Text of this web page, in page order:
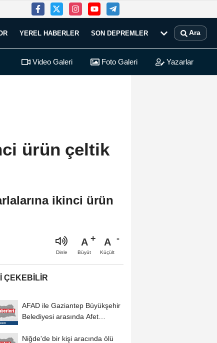
YEREL HABERLER SON DEPREMLER Ara
Video Galeri Foto Galeri Yazarlar
ürün çeltik
ikinci ürün
Dinle
A
Büyüt
A
Küçült
ÇEKEBILIR
AFAD ile Gaziantep Büyükşehir
Belediyesi arasında Afet
Niğde'de bir kişi aracında ölü